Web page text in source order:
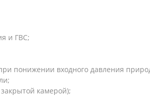
и ГВС;
понижении входного давления
камерой);